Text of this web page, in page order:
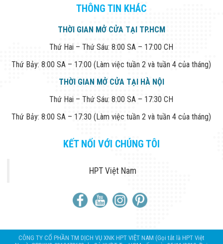
THÔNG TIN KHÁC
THỜI GIAN MỞ CỬA TẠI TP.HCM
Thứ Hai – Thứ Sáu: 8:00 SA – 17:00 CH
Thứ Bảy: 8:00 SA – 17:00 (Làm việc tuần 2 và tuần 4 của tháng)
THỜI GIAN MỞ CỬA TẠI HÀ NỘI
Thứ Hai – Thứ Sáu: 8:00 SA – 17:30 CH
Thứ Bảy: 8:00 SA – 17:30 (Làm việc tuần 2 và tuần 4 của tháng)
KẾT NỐI VỚI CHÚNG TÔI
HPT Việt Nam
CÔNG TY CỔ PHẦN TM DỊCH VỤ XNK HPT VIỆT NAM (Gọi tắt là HPT Việt